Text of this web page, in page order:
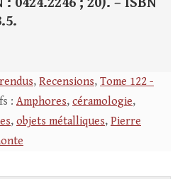
0424.2246 ; 20). – ISBN
, Recensions, Tome 122 -
: Amphores, céramologie,
, objets métalliques, Pierre